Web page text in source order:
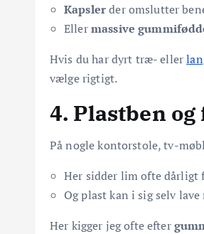
Kapslerder omslutter
Ellermassive
Hvis du har dyrt træ- eller
vælge rigtigt.
4. Plastben
På nogle kontorstole, tv-
Her sidder lim ofte dårligt
Og plast kan i sig selv
Her kigger jeg ofte efter